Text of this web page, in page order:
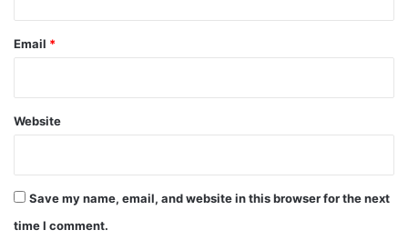
Email *
Website
Save my name, email, and website in this browser for the next
time I comment.